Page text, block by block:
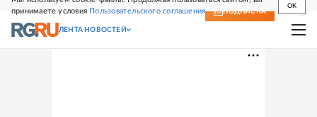
принимаете условия Пользовательского соглашения
OK
СВЕЖИЙ НОМЕР ПОДПИСКА
ЛЕНТА НОВОСТЕЙ